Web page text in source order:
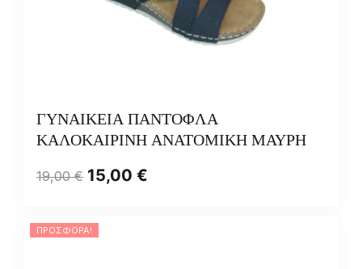
ΓΥΝΑΙΚΕΙΑ ΠΑΝΤΟΦΛΑ
ΚΑΛΟΚΑΙΡΙΝΗ ΑΝΑΤΟΜΙΚΗ ΜΑΥΡΗ
19,00€ 15,00 €
ΠΡΟΣΦΟΡΆ!